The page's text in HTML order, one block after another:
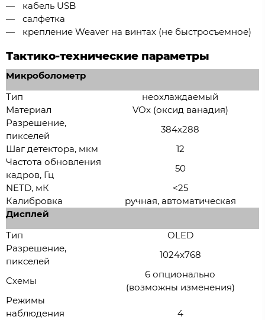
кабель USB
салфетка
крепление Weaver на винтах (не быстросъемное)
Тактико-технические параметры
Микроболометр
Тип
неохлаждаемый
Материал
VOx (оксид ванадия)
Разрешение,
пикселей
384x288
Шаг детектора, мкм
12
Частота обновления
кадров, Гц
50
NETD, мК
<25
Калибровка
ручная, автоматическая
Дисплей
Тип
OLED
Разрешение,
пикселей
1024x768
Схемы
6 опционально
(возможны изменения)
Режимы
наблюдения
4